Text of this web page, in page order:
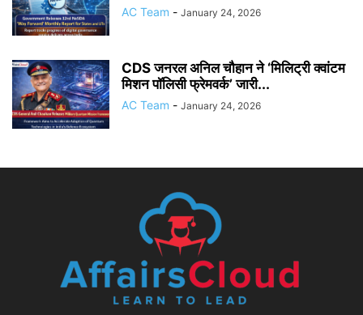
AC Team - January 24, 2026
CDS जनरल अनिल चौहान ने ‘मिलिट्री क्वांटम
मिशन पॉलिसी फ्रेमवर्क’ जारी...
AC Team - January 24, 2026